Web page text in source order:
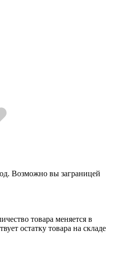
Возможно вы заграницей
товара меняется в
остатку товара на складе